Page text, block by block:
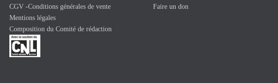
CGV -Conditions générales de vente
Mentions légales
Composition du Comité de rédaction
Faire un don